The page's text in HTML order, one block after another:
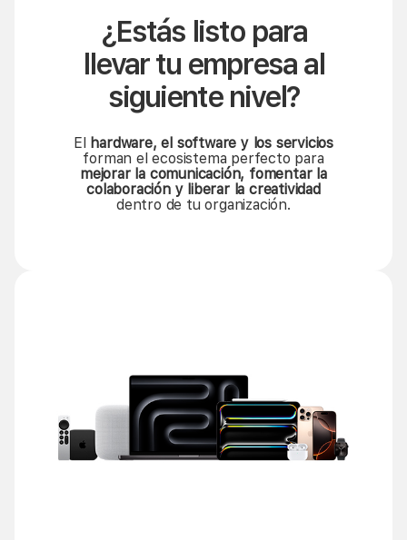
¿Estás listo para
llevar tu empresa al
siguiente nivel?
El hardware, el software y los servicios
forman el ecosistema perfecto para
mejorar la comunicación, fomentar la
colaboración y liberar la creatividad
dentro de tu organización.